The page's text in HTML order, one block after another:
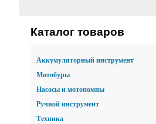
Каталог товаров
Аккумуляторный инструмент
Мотобуры
Насосы и мотопомпы
Ручной инструмент
Техника